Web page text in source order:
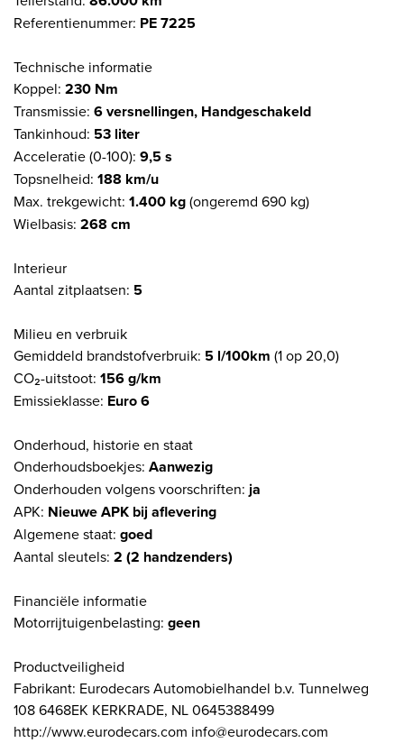
Referentienummer: PE 7225
Technische informatie
Koppel: 230 Nm
Transmissie: 6 versnellingen, Handgeschakeld
Tankinhoud: 53 liter
Acceleratie (0-100): 9,5 s
Topsnelheid: 188 km/u
Max. trekgewicht: 1.400 kg(ongeremd 690 kg)
Wielbasis: 268 cm
Interieur
Aantal zitplaatsen: 5
Milieu en verbruik
Gemiddeld brandstofverbruik: 5 l/100km (1 op 20,0)
CO₂-uitstoot: 156 g/km
Emissieklasse: Euro 6
Onderhoud, historie en staat
Onderhoudsboekjes: Aanwezig
Onderhouden volgens voorschriften: ja
APK: Nieuwe APK bij aflevering
Algemene staat: goed
Aantal sleutels: 2 (2 handzenders)
Financiële informatie
Motorrijtuigenbelasting: geen
Productveiligheid
Fabrikant: Eurodecars Automobielhandel b.v. Tunnelweg
108 6468EK KERKRADE, NL 0645388499
http://www.eurodecars.com info@eurodecars.com